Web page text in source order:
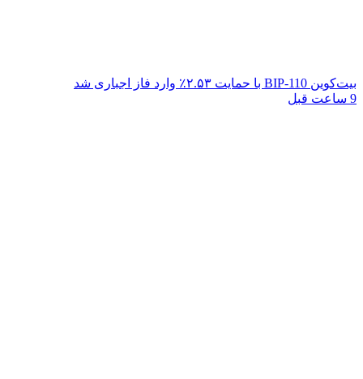
بیت‌کوین BIP-110 با حمایت ۲.۵۳٪ وارد فاز اجباری شد
9 ساعت قبل